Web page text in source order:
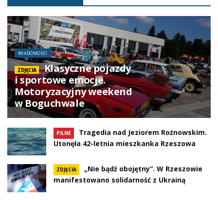
WIADOMOŚCI
ZDJĘCIA
Klasyczne pojazdy
i sportowe emocje.
Motoryzacyjny weekend
w Boguchwale
PILNE
Tragedia nad Jeziorem Rożnowskim.
Utonęła 42-letnia mieszkanka Rzeszowa
ZDJĘCIA
„Nie bądź obojętny”. W Rzeszowie
manifestowano solidarność z Ukrainą